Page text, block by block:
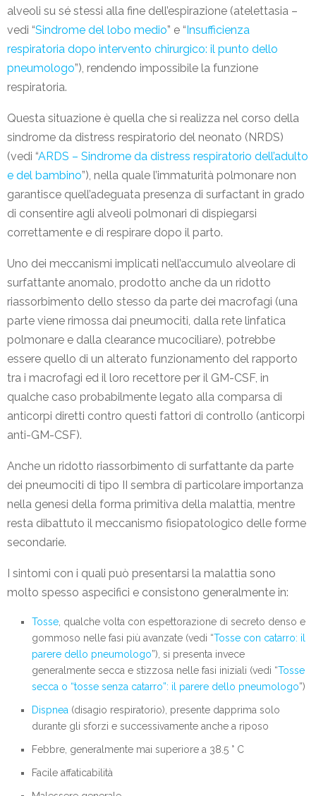
alveoli su sé stessi alla fine dell’espirazione (atelettasia –
vedi “Sindrome del lobo medio” e “ Insufficienza
respiratoria dopo intervento chirurgico: il punto dello
pneumologo”), rendendo impossibile la funzione
respiratoria.
Questa situazione è quella che si realizza nel corso della
sindrome da distress respiratorio del neonato (NRDS)
(vedi “ARDS – Sindrome da distress respiratorio dell’adulto
e del bambino”), nella quale l’immaturità polmonare non
garantisce quell’adeguata presenza di surfactant in grado
di consentire agli alveoli polmonari di dispiegarsi
correttamente e di respirare dopo il parto.
Uno dei meccanismi implicati nell’accumulo alveolare di
surfattante anomalo, prodotto anche da un ridotto
riassorbimento dello stesso da parte dei macrofagi (una
parte viene rimossa dai pneumociti, dalla rete linfatica
polmonare e dalla clearance mucociliare), potrebbe
essere quello di un alterato funzionamento del rapporto
tra i macrofagi ed il loro recettore per il GM-CSF, in
qualche caso probabilmente legato alla comparsa di
anticorpi diretti contro questi fattori di controllo (anticorpi
anti-GM-CSF).
Anche un ridotto riassorbimento di surfattante da parte
dei pneumociti di tipo II sembra di particolare importanza
nella genesi della forma primitiva della malattia, mentre
resta dibattuto il meccanismo fisiopatologico delle forme
secondarie.
I sintomi con i quali può presentarsi la malattia sono
molto spesso aspecifici e consistono generalmente in:
Tosse, qualche volta con espettorazione di secreto denso e
gommoso nelle fasi più avanzate (vedi “Tosse con catarro: il
parere dello pneumologo”), si presenta invece
generalmente secca e stizzosa nelle fasi iniziali (vedi “Tosse
secca o “tosse senza catarro”: il parere dello pneumologo”)
Dispnea (disagio respiratorio), presente dapprima solo
durante gli sforzi e successivamente anche a riposo
Febbre, generalmente mai superiore a 38.5 ° C
Facile affaticabilità